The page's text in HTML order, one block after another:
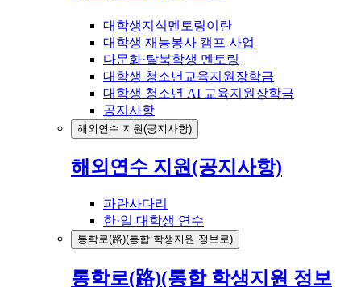
대학생지식멘토링이란
대학생 재능봉사 캠프 사업
다문화·탈북학생 멘토링
대학생 청소년교육지원장학금
대학생 청소년 AI 교육지원장학금
공지사항
해외연수 지원(공지사항)
해외연수 지원(공지사항)
파란사다리
한·일 대학생 연수
통학로(路)(통합 학생지원 정보로)
통학로(路)(통합 학생지원 정보